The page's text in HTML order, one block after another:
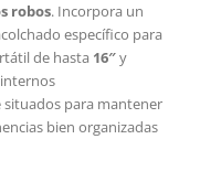
robos. Incorpora un
específico para
de hasta 16″y
para mantener
bien organizadas